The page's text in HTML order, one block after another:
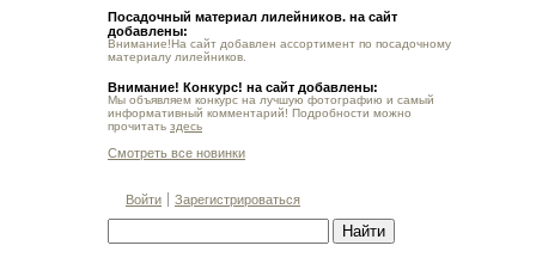
Посадочный материал лилейников. на сайт
добавлены:
Внимание!На сайт добавлен ассортимент по посадочному
материалу лилейников.
Внимание! Конкурс! на сайт добавлены:
Мы объявляем конкурс на лучшую фотографию и самый
информативный комментарий! Подробности можно
прочитать здесь
Смотреть все новинки
Войти Зарегистрироваться